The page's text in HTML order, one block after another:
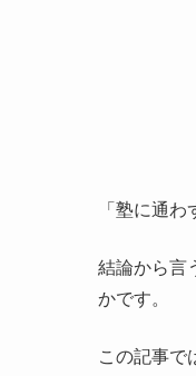
「塾に通
結論から言
かです。
この記事で